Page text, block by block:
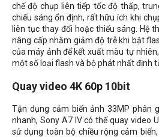
chế độ chụp liên tiếp tốc độ thấp,
chiếu sáng ổn định, rất hữu ích khi
liên tục thay đổi hoặc thiếu sáng. Hệ
nâng cấp nhằm giảm độ trễ khi bật
của máy ảnh để kết xuất màu tự
một số loại flash và bộ phát nhất định
Quay video 4K 60p 10bit
Tận dụng cảm biến ảnh 33MP phân
nhanh, Sony A7 IV có thể quay video
sử dụng toàn bộ chiều rộng cảm